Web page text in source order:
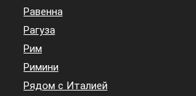
Равенна
Рагуза
Рим
Римини
Рядом с Италией